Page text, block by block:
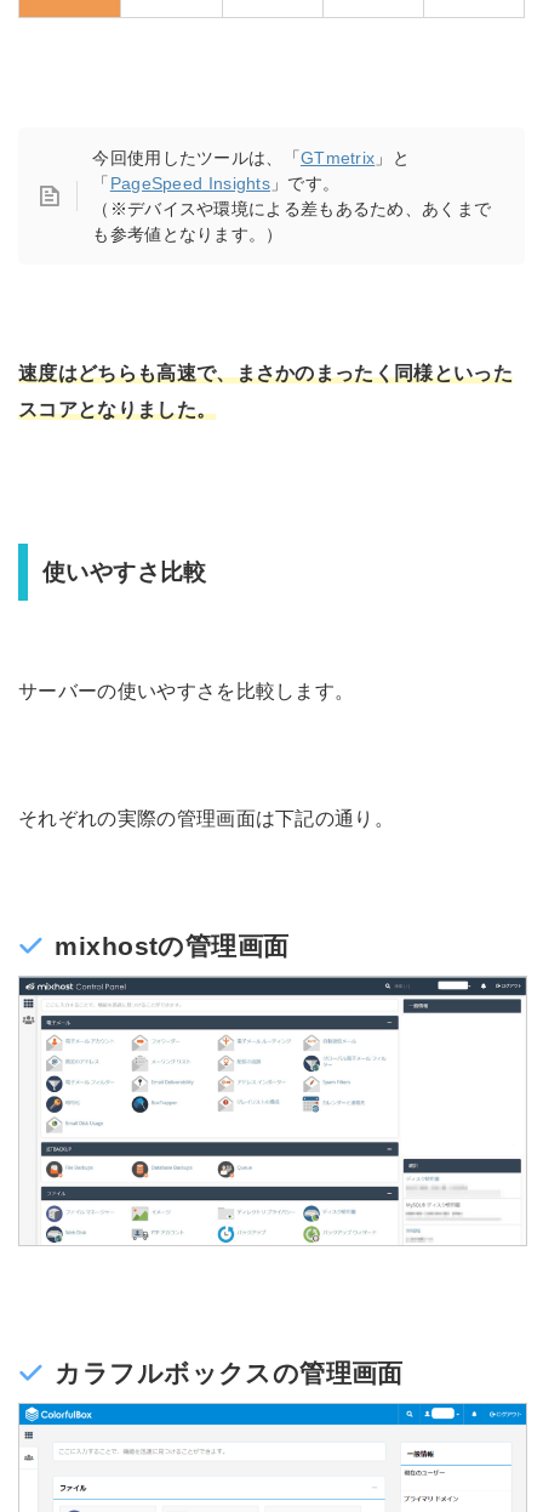
今回使用したツールは、「GTmetrix 」と
「 PageSpeed Insights」です。
（※デバイスや環境による差もあるため、あくまで
も参考値となります。）
速度はどちらも高速で、まさかのまったく同様といった
スコアとなりました。
使いやすさ比較
サーバーの使いやすさを比較します。
それぞれの実際の管理画面は下記の通り。
mixhostの管理画面
カラフルボックスの管理画面